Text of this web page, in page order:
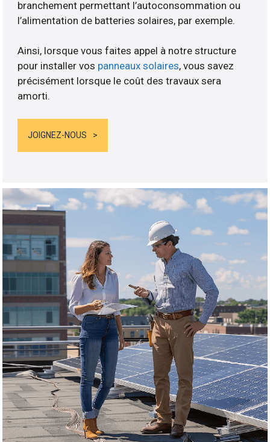
branchement permettant l’autoconsommation ou
l’alimentation de batteries solaires, par exemple.
Ainsi, lorsque vous faites appel à notre structure
pour installer vos panneaux solaires, vous savez
précisément lorsque le coût des travaux sera
amorti.
JOIGNEZ-NOUS